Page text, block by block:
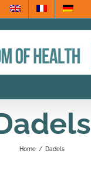
Home / Dadels